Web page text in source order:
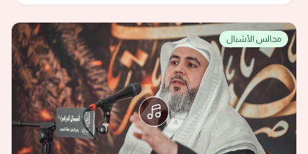
مجالس الأشبال